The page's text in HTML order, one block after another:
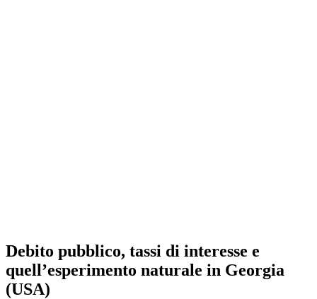
Debito pubblico, tassi di interesse e
quell’esperimento naturale in Georgia
(USA)